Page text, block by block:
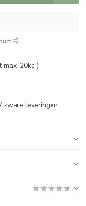
20kg )
zware leveringen